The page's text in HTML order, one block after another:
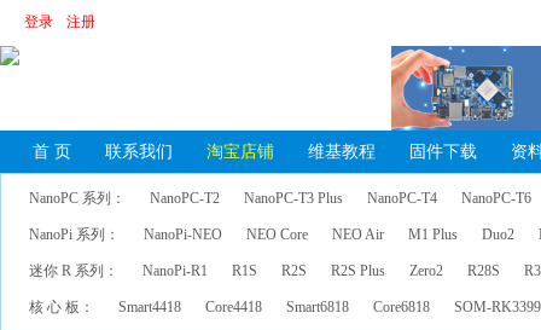
登录 注册
首 页 联系我们 淘宝店铺 维基教程 固件下载 资
NanoPC 系列： NanoPC-T2 NanoPC-T3 Plus NanoPC-T4 NanoPC-T6
NanoPi 系列： NanoPi-NEO NEO Core NEO Air M1 Plus Duo2
迷你 R 系列： NanoPi-R1 R1S R2S R2S Plus Zero2 R28S
核 心 板： Smart4418 Core4418 Smart6818 Core6818 SOM-